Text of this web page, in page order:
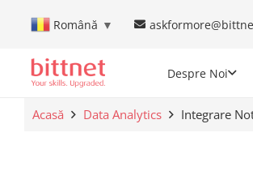
Română ▼
Despre Noi
Acasă Data Analytics Integrare